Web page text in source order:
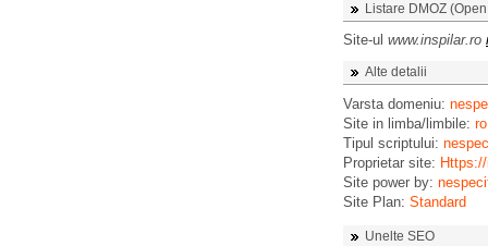
Listare DMOZ
Site-ul www.inspilar.ro
Alte detalii
Varsta domeniu:
Site in limba/limbile: ro
Tipul scriptului:
Proprietar site:
Site power by:
Site Plan: Standard
Unelte SEO